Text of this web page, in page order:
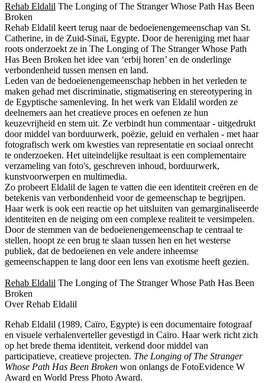
Rehab Eldalil The Longing of The Stranger Whose Path Has Been
Broken
Rehab Eldalil keert terug naar de bedoeïenengemeenschap van St.
Catherine, in de Zuid-Sinaï, Egypte. Door de hereniging met haar
roots onderzoekt ze in The Longing of The Stranger Whose Path
Has Been Broken het idee van ‘erbij horen’ en de onderlinge
verbondenheid tussen mensen en land.
Leden van de bedoeïenengemeenschap hebben in het verleden te
maken gehad met discriminatie, stigmatisering en stereotypering in
de Egyptische samenleving. In het werk van Eldalil worden ze
deelnemers aan het creatieve proces en oefenen ze hun
keuzevrijheid en stem uit. Ze verbindt hun commentaar - uitgedrukt
door middel van borduurwerk, poëzie, geluid en verhalen - met haar
fotografisch werk om kwesties van representatie en sociaal onrecht
te onderzoeken. Het uiteindelijke resultaat is een complementaire
verzameling van foto's, geschreven inhoud, borduurwerk,
kunstvoorwerpen en multimedia.
Zo probeert Eldalil de lagen te vatten die een identiteit creëren en de
betekenis van verbondenheid voor de gemeenschap te begrijpen.
Haar werk is ook een reactie op het uitsluiten van gemarginaliseerde
identiteiten en de neiging om een complexe realiteit te versimpelen.
Door de stemmen van de bedoeïenengemeenschap te centraal te
stellen, hoopt ze een brug te slaan tussen hen en het westerse
publiek, dat de bedoeïenen en vele andere inheemse
gemeenschappen te lang door een lens van exotisme heeft gezien.
Rehab Eldalil The Longing of The Stranger Whose Path Has Been
Broken
Over Rehab Eldalil
Rehab Eldalil (1989, Caïro, Egypte) is een documentaire fotograaf
en visuele verhalenverteller gevestigd in Caïro. Haar werk richt zich
op het brede thema identiteit, verkend door middel van
participatieve, creatieve projecten. The Longing of The Stranger
Whose Path Has Been Broken won onlangs de FotoEvidence W
Award en World Press Photo Award.